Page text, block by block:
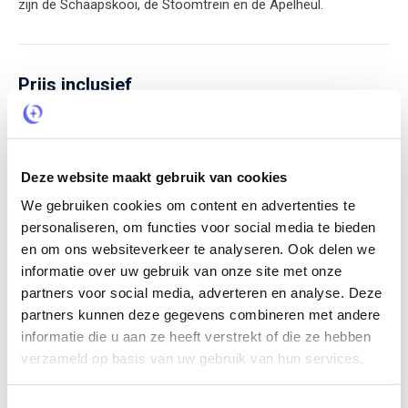
Deze website maakt gebruik van cookies
We gebruiken cookies om content en advertenties te
personaliseren, om functies voor social media te bieden
en om ons websiteverkeer te analyseren. Ook delen we
informatie over uw gebruik van onze site met onze
partners voor social media, adverteren en analyse. Deze
partners kunnen deze gegevens combineren met andere
informatie die u aan ze heeft verstrekt of die ze hebben
verzameld op basis van uw gebruik van hun services.
zijn de Schaapskooi, de Stoomtrein en de Apelheul.
Prijs inclusief
De prijs is inclusief: Beddengoed, handdoeken, koffie, thee en
een lekker flesje wijn.
Schoonmaakkosten
Per verblijf
Toeristenbelasting
€ 1,26